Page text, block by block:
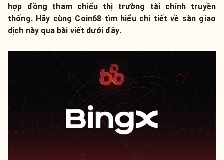
hợp đồng tham chiếu thị trường tài chính truyền
thống. Hãy cùng Coin68 tìm hiểu chi tiết về sàn giao
dịch này qua bài viết dưới đây.